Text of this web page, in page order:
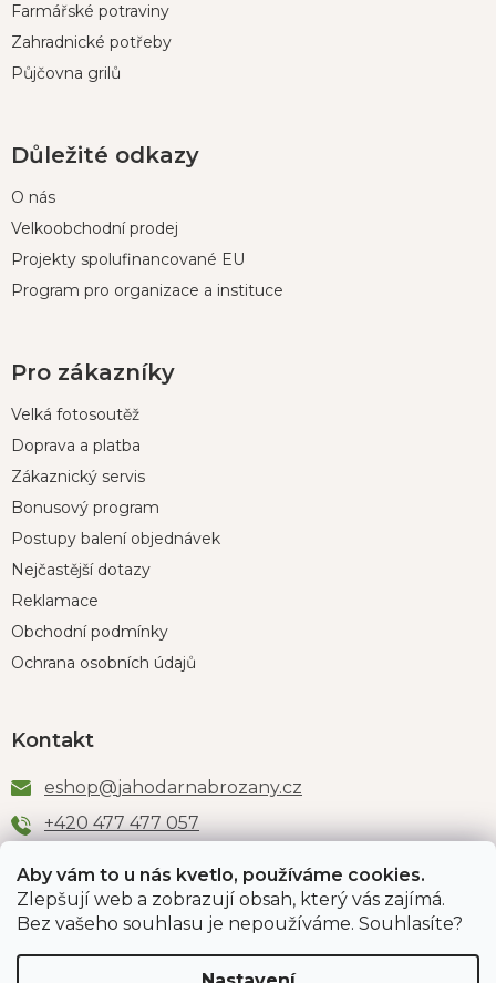
Aby vám to u nás kvetlo, používáme cookies.
Zlepšují web a zobrazují obsah, který vás zajímá.
Bez vašeho souhlasu je nepoužíváme. Souhlasíte?
Farmářské potraviny
Zahradnické potřeby
Půjčovna grilů
Důležité odkazy
O nás
Velkoobchodní prodej
Projekty spolufinancované EU
Program pro organizace a instituce
Pro zákazníky
Velká fotosoutěž
Doprava a platba
Zákaznický servis
Bonusový program
Postupy balení objednávek
Nejčastější dotazy
Reklamace
Obchodní podmínky
Ochrana osobních údajů
Kontakt
eshop@jahodarnabrozany.cz
+420 477 477 057
Odběr newsletteru